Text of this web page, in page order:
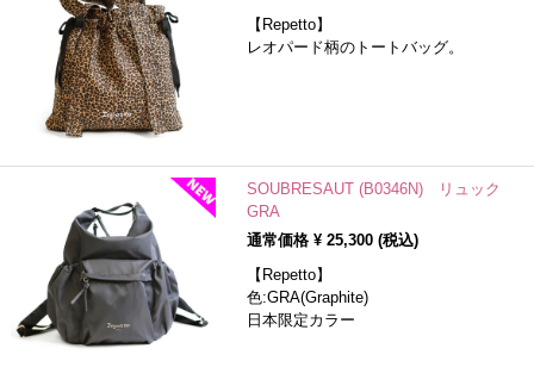
【Repetto】
レオパード柄のトートバッグ。
SOUBRESAUT (B0346N) リュック
GRA
通常価格 ¥ 25,300(税込)
【Repetto】
色:GRA(Graphite)
日本限定カラー